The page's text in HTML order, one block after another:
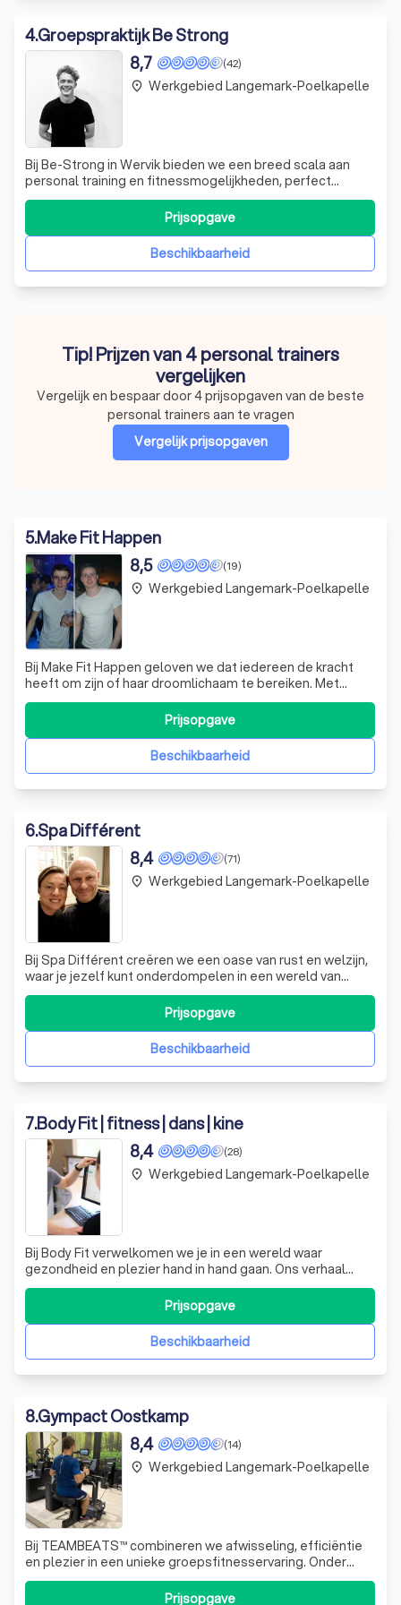
4.Groepspraktijk Be Strong
(42)
8,7
Bij Be-Strong in Wervik bieden we een breed scala aan
personal training en fitnessmogelijkheden, perfect
afgestemd op jouw unieke behoeften. Als
gepassioneerde kinesist en personal trainer, ben ik Bieke
Deprez, en ik geloof dat elke persoon de kracht heeft om
zijn of haar doelen te bereiken. Of je n
Beschikbaarheid
Prijsopgave
place Werkgebied Langemark-Poelkapelle
Tip! Prijzen van 4 personal trainers
vergelijken
Vergelijk en bespaar door 4 prijsopgaven van de beste
personal trainers aan te vragen
Vergelijk prijsopgaven
5.Make Fit Happen
(19)
8,5
Bij Make Fit Happen geloven we dat iedereen de kracht
heeft om zijn of haar droomlichaam te bereiken. Met
jarenlange ervaring en voortdurende bijscholing bieden wij
een scala aan diensten die zijn afgestemd op jouw unieke
behoeften. Of je nu een beginnende sporter bent, wilt
afvallen, of je core wilBeschikbaarheid
Prijsopgave
place Werkgebied Langemark-Poelkapelle
6.Spa Différent
(71)
8,4
Bij Spa Différent creëren we een oase van rust en welzijn,
waar je jezelf kunt onderdompelen in een wereld van
ontspanning. Onze privé wellness, ingericht in landelijke
stijl, nodigt je uit om te relaxen, resetten en te genieten
van het moment. Met een luxe sauna, verkwikkende
massages en weldadigeBeschikbaarheid
Prijsopgave
place Werkgebied Langemark-Poelkapelle
7.Body Fit | fitness | dans | kine
(28)
8,4
Bij Body Fit verwelkomen we je in een wereld waar
gezondheid en plezier hand in hand gaan. Ons verhaal
begon meer dan 40 jaar geleden, toen Luc en Nadine hun
kinesitherapiepraktijk oprichtten, compleet met een
innovatieve fitnessruimte. Vandaag de dag zijn we trots
op ons team, dat bestaat uit gepas
Beschikbaarheid
Prijsopgave
place Werkgebied Langemark-Poelkapelle
8.Gympact Oostkamp
(14)
8,4
Bij TEAMBEATS™ combineren we afwisseling, efficiëntie
en plezier in een unieke groepsfitnesservaring. Onder
leiding van onze enthousiaste trainers verbeter je niet
alleen je conditie, maar verlies je ook gewicht en
Prijsopgave
place Werkgebied Langemark-Poelkapelle